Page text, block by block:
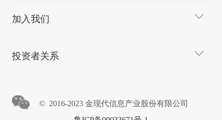
加入我们
投资者关系
© 2016-2023 金现代信息产业股份有限公司